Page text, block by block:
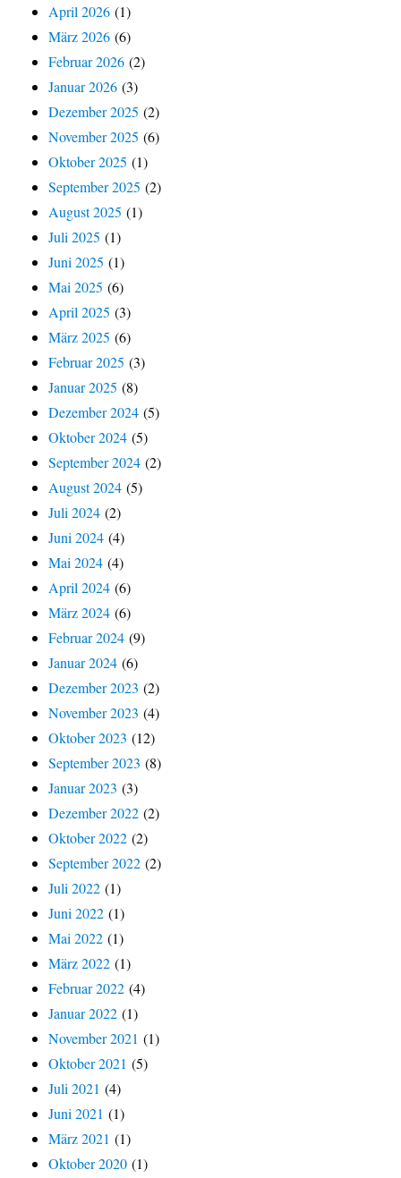
April 2026 (1)
März 2026 (6)
Februar 2026 (2)
Januar 2026 (3)
Dezember 2025 (2)
November 2025 (6)
Oktober 2025 (1)
September 2025 (2)
August 2025 (1)
Juli 2025 (1)
Juni 2025 (1)
Mai 2025 (6)
April 2025 (3)
März 2025 (6)
Februar 2025 (3)
Januar 2025 (8)
Dezember 2024 (5)
Oktober 2024 (5)
September 2024 (2)
August 2024 (5)
Juli 2024 (2)
Juni 2024 (4)
Mai 2024 (4)
April 2024 (6)
März 2024 (6)
Februar 2024 (9)
Januar 2024 (6)
Dezember 2023 (2)
November 2023 (4)
Oktober 2023 (12)
September 2023 (8)
Januar 2023 (3)
Dezember 2022 (2)
Oktober 2022 (2)
September 2022 (2)
Juli 2022 (1)
Juni 2022 (1)
Mai 2022 (1)
März 2022 (1)
Februar 2022 (4)
Januar 2022 (1)
November 2021 (1)
Oktober 2021 (5)
Juli 2021 (4)
Juni 2021 (1)
März 2021 (1)
Oktober 2020 (1)